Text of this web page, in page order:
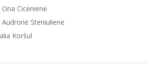
Cicėnienė
Steniulienė
Koršul